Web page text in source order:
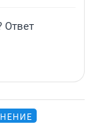
Ответ